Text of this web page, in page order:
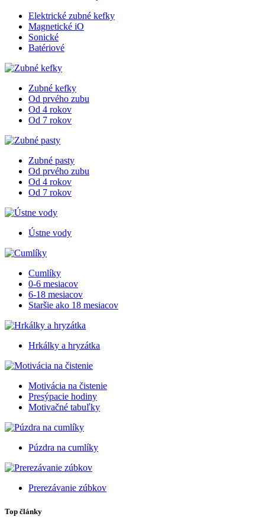
Elektrické zubné kefky
Magnetické iO
Sonické
Batériové
Zubné kefky
Od prvého zubu
Od 4 rokov
Od 7 rokov
Zubné pasty
Od prvého zubu
Od 4 rokov
Od 7 rokov
Ústne vody
Cumlíky
0-6 mesiacov
6-18 mesiacov
Staršie ako 18 mesiacov
Hrkálky a hryzátka
Motivácia na čistenie
Presýpacie hodiny
Motivačné tabuľky
Púzdra na cumlíky
Prerezávanie zúbkov
Top články